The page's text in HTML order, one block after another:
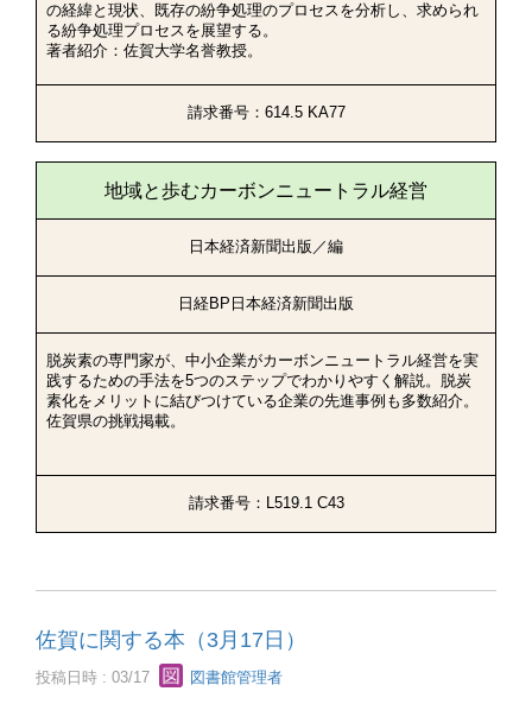
の経緯と現状、既存の紛争処理のプロセスを分析し、求められ
る紛争処理プロセスを展望する。
著者紹介：佐賀大学名誉教授。
請求番号：614.5 KA77
地域と歩むカーボンニュートラル経営
日本経済新聞出版／編
日経BP日本経済新聞出版
脱炭素の専門家が、中小企業がカーボンニュートラル経営を実
践するための手法を5つのステップでわかりやすく解説。脱炭
素化をメリットに結びつけている企業の先進事例も多数紹介。
佐賀県の挑戦掲載。
請求番号：L519.1 C43
佐賀に関する本（3月17日）
投稿日時 : 03/17 図書館管理者